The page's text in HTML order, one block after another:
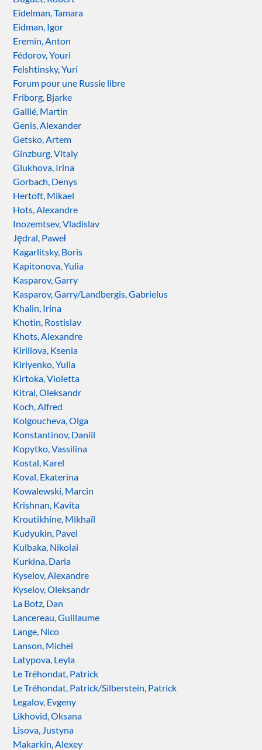
Eidelman, Tamara
Eidman, Igor
Eremin, Anton
Fédorov, Youri
Felshtinsky, Yuri
Forum pour une Russie libre
Friborg, Bjarke
Gallié, Martin
Genis, Alexander
Getsko, Artem
Ginzburg, Vitaly
Glukhova, Irina
Gorbach, Denys
Hertoft, Mikael
Hots, Alexandre
Inozemtsev, Vladislav
Jędral, Paweł
Kagarlitsky, Boris
Kapitonova, Yulia
Kasparov, Garry
Kasparov, Garry/Landbergis, Gabrielus
Khalin, Irina
Khotin, Rostislav
Khots, Alexandre
Kirillova, Ksenia
Kiriyenko, Yulia
Kirtoka, Violetta
Kitral, Oleksandr
Koch, Alfred
Kolgoucheva, Olga
Konstantinov, Daniil
Kopytko, Vassilina
Kostal, Karel
Koval, Ekaterina
Kowalewski, Marcin
Krishnan, Kavita
Kroutikhine, Mikhaïl
Kudyukin, Pavel
Kulbaka, Nikolai
Kurkina, Daria
Kyselov, Alexandre
Kyselov, Oleksandr
La Botz, Dan
Lancereau, Guillaume
Lange, Nico
Lanson, Michel
Latypova, Leyla
Le Tréhondat, Patrick
Le Tréhondat, Patrick/Silberstein, Patrick
Legalov, Evgeny
Likhovid, Oksana
Lisova, Justyna
Makarkin, Alexey